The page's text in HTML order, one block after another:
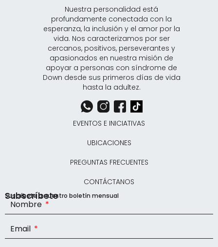
Nuestra personalidad está
profundamente conectada con la
esperanza, la inclusión y el amor por la
vida. Nos caracterizamos por ser
cercanos, positivos, perseverantes y
apasionados en nuestra misión de
apoyar a personas con síndrome de
Down desde sus primeros días de vida
hasta la adultez.
EVENTOS E INICIATIVAS
UBICACIONES
PREGUNTAS FRECUENTES
CONTÁCTANOS
Subscríbete
Suscríbete a nuestro boletín mensual
Nombre
Email